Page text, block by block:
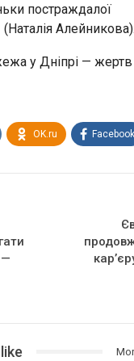
постраждалої
Алейникова).
у Дніпрі —
OK.ru Facebook
—